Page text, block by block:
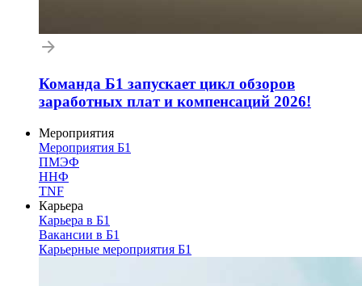
Команда Б1 запускает цикл обзоров
заработных плат и компенсаций 2026!
Мероприятия
Мероприятия Б1
ПМЭФ
ННФ
TNF
Карьера
Карьера в Б1
Вакансии в Б1
Карьерные мероприятия Б1